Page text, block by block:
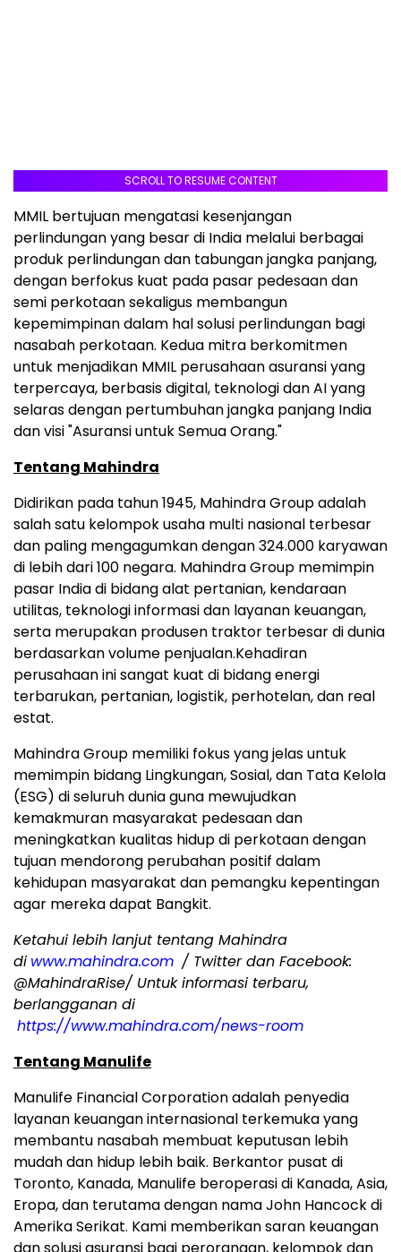
SCROLL TO RESUME CONTENT
MMIL bertujuan mengatasi kesenjangan
perlindungan yang besar di India melalui berbagai
produk perlindungan dan tabungan jangka panjang,
dengan berfokus kuat pada pasar pedesaan dan
semi perkotaan sekaligus membangun
kepemimpinan dalam hal solusi perlindungan bagi
nasabah perkotaan. Kedua mitra berkomitmen
untuk menjadikan MMIL perusahaan asuransi yang
terpercaya, berbasis digital, teknologi dan AI yang
selaras dengan pertumbuhan jangka panjang India
dan visi "Asuransi untuk Semua Orang."
Tentang Mahindra
Didirikan pada tahun 1945, Mahindra Group adalah
salah satu kelompok usaha multi nasional terbesar
dan paling mengagumkan dengan 324.000 karyawan
di lebih dari 100 negara. Mahindra Group memimpin
pasar India di bidang alat pertanian, kendaraan
utilitas, teknologi informasi dan layanan keuangan,
serta merupakan produsen traktor terbesar di dunia
berdasarkan volume penjualan.Kehadiran
perusahaan ini sangat kuat di bidang energi
terbarukan, pertanian, logistik, perhotelan, dan real
estat.
Mahindra Group memiliki fokus yang jelas untuk
memimpin bidang Lingkungan, Sosial, dan Tata Kelola
(ESG) di seluruh dunia guna mewujudkan
kemakmuran masyarakat pedesaan dan
meningkatkan kualitas hidup di perkotaan dengan
tujuan mendorong perubahan positif dalam
kehidupan masyarakat dan pemangku kepentingan
agar mereka dapat Bangkit.
Ketahui lebih lanjut tentang Mahindra
di www.mahindra.com / Twitter dan Facebook:
@MahindraRise/ Untuk informasi terbaru,
berlangganan di
https://www.mahindra.com/news-room
Tentang Manulife
Manulife Financial Corporation adalah penyedia
layanan keuangan internasional terkemuka yang
membantu nasabah membuat keputusan lebih
mudah dan hidup lebih baik. Berkantor pusat di
Toronto, Kanada, Manulife beroperasi di Kanada, Asia,
Eropa, dan terutama dengan nama John Hancock di
Amerika Serikat. Kami memberikan saran keuangan